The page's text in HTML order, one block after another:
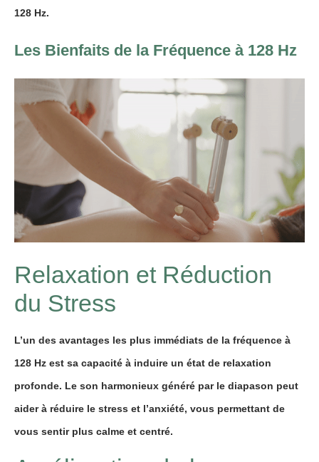
128 Hz.
Les Bienfaits de la Fréquence à 128 Hz
Relaxation et Réduction
du Stress
L’un des avantages les plus immédiats de la fréquence à
128 Hz est sa capacité à induire un état de relaxation
profonde. Le son harmonieux généré par le diapason peut
aider à réduire le stress et l’anxiété, vous permettant de
vous sentir plus calme et centré.